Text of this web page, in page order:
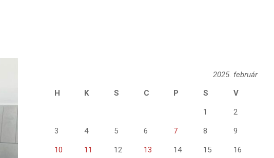
2025. február
H
K S C P S V
1 2
3 4 5 6 7 8 9
10 11 12 13 14 15 16